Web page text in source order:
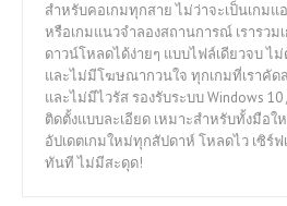
สำหรับคอเกมทุกสาย ไม่ว่าจะเป็นเกม
หรือเกมแนวจำลองสถานการณ์ เรารว
ดาวน์โหลดได้ง่ายๆ แบบไฟล์เดียวจบ ไ
และไม่มีโฆษณากวนใจ ทุกเกมที่เราคั
และไม่มีไวรัส รองรับระบบ Windows
ติดตั้งแบบละเอียด เหมาะสำหรับทั้งมือใ
อัปเดตเกมใหม่ทุกสัปดาห์ โหลดไว เซิร์
ทันที ไม่มีสะดุด!